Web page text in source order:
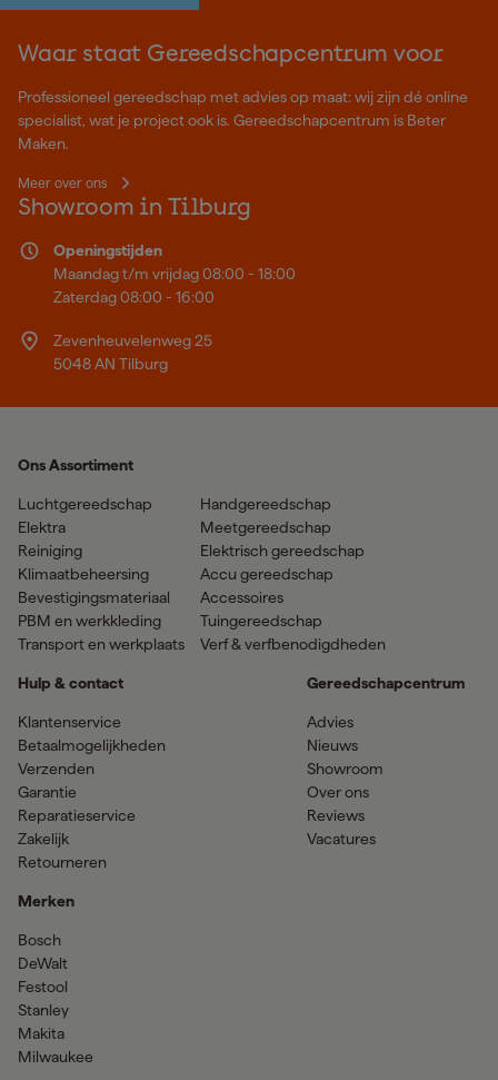
Waar staat Gereedschapcentrum voor
Professioneel gereedschap met advies op maat: wij zijn dé online
specialist, wat je project ook is. Gereedschapcentrum is Beter
Maken.
Meer over ons
Showroom in Tilburg
Openingstijden
Maandag t/m vrijdag 08:00 - 18:00
Zaterdag 08:00 - 16:00
Zevenheuvelenweg 25
5048 AN Tilburg
Ons Assortiment
Luchtgereedschap
Elektra
Reiniging
Klimaatbeheersing
Bevestigingsmateriaal
PBM en werkkleding
Transport en werkplaats
Handgereedschap
Meetgereedschap
Elektrisch gereedschap
Accu gereedschap
Accessoires
Tuingereedschap
Verf & verfbenodigdheden
Hulp & contact
Klantenservice
Betaalmogelijkheden
Verzenden
Garantie
Reparatieservice
Zakelijk
Retourneren
Merken
Bosch
DeWalt
Festool
Stanley
Makita
Milwaukee
Gereedschapcentrum
Advies
Nieuws
Showroom
Over ons
Reviews
Vacatures